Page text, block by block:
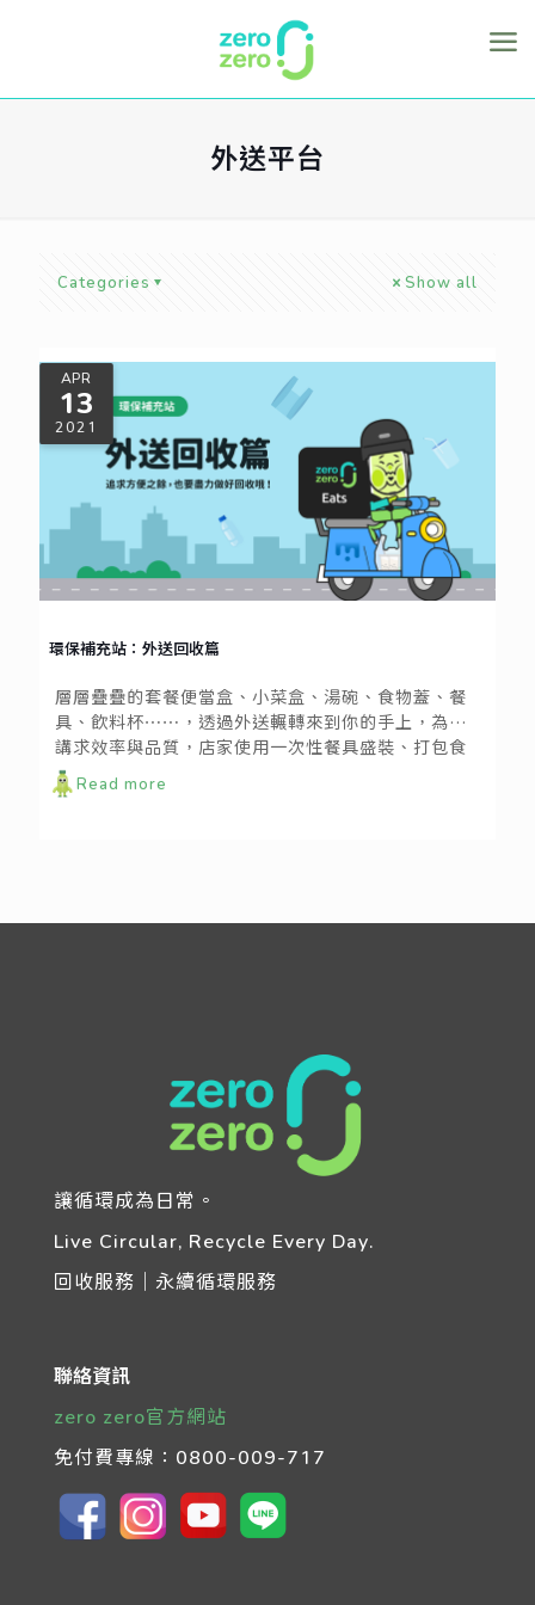
外送平台
Categories Show all
APR
13
2021
環保補充站：外送回收篇
層層疊疊的套餐便當盒、小菜盒、湯碗、食物蓋、餐
具、飲料杯⋯⋯，透過外送輾轉來到你的手上，為了
講求效率與品質，店家使用一次性餐具盛裝、打包食
物，似乎成了難以避免的環節。一起來認識外送餐具
的回收方式！
Read more
讓循環成為日常。
Live Circular, Recycle Every Day.
回收服務｜永續循環服務
聯絡資訊
zero zero官方網站
免付費專線： 0800-009-717